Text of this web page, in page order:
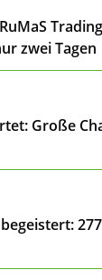
zwei Tagen
Große